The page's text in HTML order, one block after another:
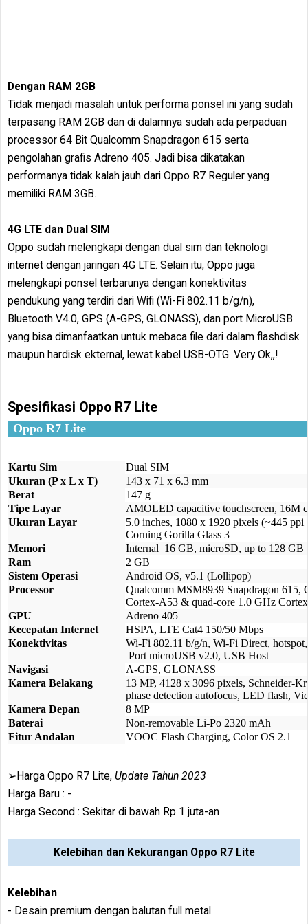
Dengan RAM 2GB
Tidak menjadi masalah untuk performa ponsel ini yang sudah
terpasang RAM 2GB dan di dalamnya sudah ada perpaduan
processor 64 Bit Qualcomm Snapdragon 615 serta
pengolahan grafis Adreno 405. Jadi bisa dikatakan
performanya tidak kalah jauh dari Oppo R7 Reguler yang
memiliki RAM 3GB.
4G LTE dan Dual SIM
Oppo sudah melengkapi dengan dual sim dan teknologi
internet dengan jaringan 4G LTE. Selain itu, Oppo juga
melengkapi ponsel terbarunya dengan konektivitas
pendukung yang terdiri dari Wifi (Wi-Fi 802.11 b/g/n),
Bluetooth V4.0, GPS (A-GPS, GLONASS), dan port MicroUSB
yang bisa dimanfaatkan untuk mebaca file dari dalam flashdisk
maupun hardisk ekternal, lewat kabel USB-OTG. Very Ok,,!
Spesifikasi Oppo R7 Lite
Oppo R7 Lite
Kartu Sim
Dual SIM
Ukuran (P x L x T)
143 x 71 x 6.3 mm
Berat
147 g
Tipe Layar
AMOLED capacitive touchscreen, 16M
Ukuran Layar
5.0 inches, 1080 x 1920 pixels (~445
Corning Gorilla Glass 3
Memori
Internal 16 GB, microSD, up to 128 GB
Ram
2 GB
Sistem Operasi
Android OS, v5.1 (Lollipop)
Processor
Qualcomm MSM8939 Snapdragon 615,
Cortex-A53 & quad-core 1.0 GHz
GPU
Adreno 405
Kecepatan Internet
HSPA, LTE Cat4 150/50 Mbps
Konektivitas
Wi-Fi 802.11 b/g/n, Wi-Fi Direct,
Port microUSB v2.0, USB Host
Navigasi
A-GPS, GLONASS
Kamera Belakang
13 MP, 4128 x 3096 pixels, Schneider-
phase detection autofocus, LED flash,
Kamera Depan
8 MP
Baterai
Non-removable Li-Po 2320 mAh
Fitur Andalan
VOOC Flash Charging, Color OS 2.1
➢Harga Oppo R7 Lite, Update Tahun 2023
Harga Baru : -
Harga Second : Sekitar di bawah Rp 1 juta-an
Kelebihan dan Kekurangan Oppo R7 Lite
Kelebihan
- Desain premium dengan balutan full metal